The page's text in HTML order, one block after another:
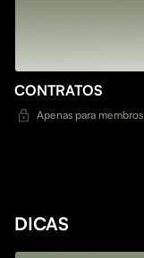
CONTRATOS
Apenas para membros.
DICAS